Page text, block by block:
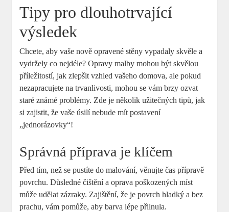
Tipy pro dlouhotrvající
výsledek
Chcete, aby vaše nově opravené stěny vypadaly skvěle a
vydržely co nejdéle? Opravy malby mohou být skvělou
příležitostí, jak zlepšit vzhled vašeho domova, ale pokud
nezapracujete na trvanlivosti, mohou se vám brzy ozvat
staré známé problémy. Zde je několik užitečných tipů, jak
si zajistit, že vaše úsilí nebude mít postavení
„jednorázovky“!
Správná příprava je klíčem
Před tím, než se pustíte do malování, věnujte čas přípravě
povrchu. Důsledné čištění a oprava poškozených míst
může udělat zázraky. Zajištění, že je povrch hladký a bez
prachu, vám pomůže, aby barva lépe přilnula.